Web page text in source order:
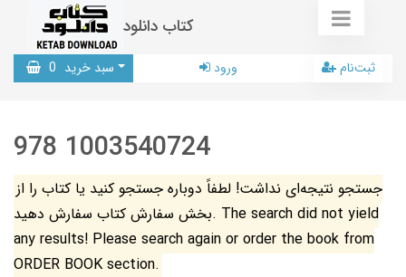
کتاب دانلود
سبد خرید 0 ورود ثبت‌نام
978 1003540724
جستجو نتیجه‌ای نداشت! لطفاً دوباره جستجو کنید یا کتاب را از
بخش سفارش کتاب سفارش دهید. The search did not yield
any results! Please search again or order the book from
ORDER BOOK section.